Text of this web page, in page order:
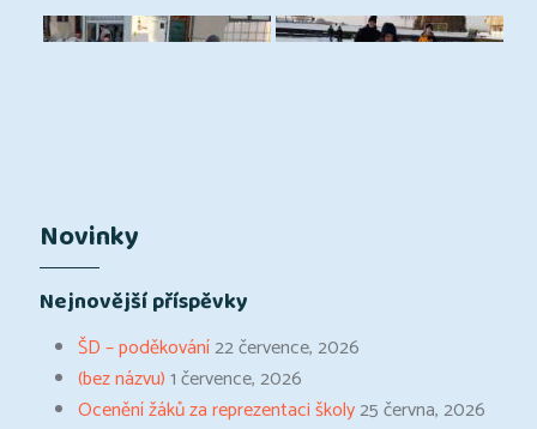
Novinky
Nejnovější příspěvky
ŠD – poděkování22 července, 2026
(bez názvu)1 července, 2026
Ocenění žáků za reprezentaci školy25 června, 2026